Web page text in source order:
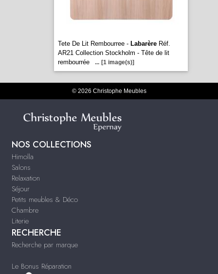
Tete De Lit Rembourree - LabarèreRéf.
AR21 Collection Stockholm - Tête de lit
rembourrée
... [1 image(s)]
© 2026 Christophe Meubles
NOS COLLECTIONS
Himolla
Salons
Relaxation
Séjour
Petits meubles & Déco
Chambre
Literie
RECHERCHE
Recherche par marque
Le Bonus Réparation